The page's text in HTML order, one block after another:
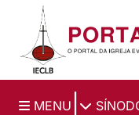
Ir para o conteúdo
MENU